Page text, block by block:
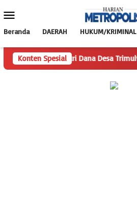
ke
Mobile
Beranda DAERAH HUKUM/KRIMINAL
Konten Spesial
Telusuri Dana Desa Trimulyo